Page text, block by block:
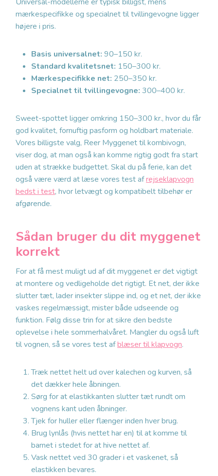
mærkespecifikke og specialnet til tvillingevogne ligger
højere i pris.
Basis universalnet: 90–150 kr.
Standard kvalitetsnet: 150–300 kr.
Mærkespecifikke net: 250–350 kr.
Specialnet til tvillingevogne: 300–400 kr.
Sweet-spottet ligger omkring 150–300 kr., hvor du får
god kvalitet, fornuftig pasform og holdbart materiale.
Vores billigste valg, Reer Myggenet til kombivogn,
viser dog, at man også kan komme rigtig godt fra start
uden at strække budgettet. Skal du på ferie, kan det
også være værd at læse vores test afrejseklapvogn
bedst i test, hvor letvægt og kompatibelt tilbehør er
afgørende.
Sådan bruger du dit myggenet
korrekt
For at få mest muligt ud af dit myggenet er det vigtigt
at montere og vedligeholde det rigtigt. Et net, der ikke
slutter tæt, lader insekter slippe ind, og et net, der ikke
vaskes regelmæssigt, mister både udseende og
funktion. Følg disse trin for at sikre den bedste
oplevelse i hele sommerhalvåret. Mangler du også luft
til vognen, så se vores test afblæser til klapvogn.
Træk nettet helt ud over kalechen og kurven, så
det dækker hele åbningen.
Sørg for at elastikkanten slutter tæt rundt om
vognens kant uden åbninger.
Tjek for huller eller flænger inden hver brug.
Brug lynlås (hvis nettet har en) til at komme til
barnet i stedet for at hive nettet af.
Vask nettet ved 30 grader i et vaskenet, så
elastikken bevares.